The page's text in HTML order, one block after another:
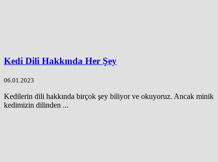
Kedi Dili Hakkında Her Şey
06.01.2023
Kedilerin dili hakkında birçok şey biliyor ve okuyoruz. Ancak minik
kedimizin dilinden ...